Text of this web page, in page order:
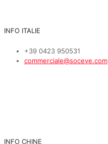
INFO ITALIE
+39 0423 950531
commerciale@soceve.com
INFO CHINE